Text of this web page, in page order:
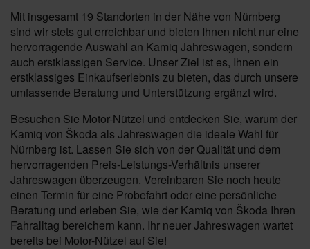
Mit insgesamt 19 Standorten in der Nähe von Nürnberg
sind wir stets gut erreichbar und bieten Ihnen nicht nur eine
hervorragende Auswahl an Kamiq Jahreswagen, sondern
auch erstklassigen Service. Unser Ziel ist es, Ihnen ein
erstklassiges Einkaufserlebnis zu bieten, das durch unsere
umfassende Beratung und Unterstützung ergänzt wird.
Besuchen Sie Motor-Nützel und entdecken Sie, warum der
Kamiq von Škoda als Jahreswagen die ideale Wahl für
Nürnberg ist. Lassen Sie sich von der Qualität und dem
hervorragenden Preis-Leistungs-Verhältnis unserer
Jahreswagen überzeugen. Vereinbaren Sie noch heute
einen Termin für eine Probefahrt oder eine persönliche
Beratung und erleben Sie, wie der Kamiq von Škoda Ihren
Fahralltag bereichern kann. Ihr neuer Jahreswagen wartet
bereits bei Motor-Nützel auf Sie!